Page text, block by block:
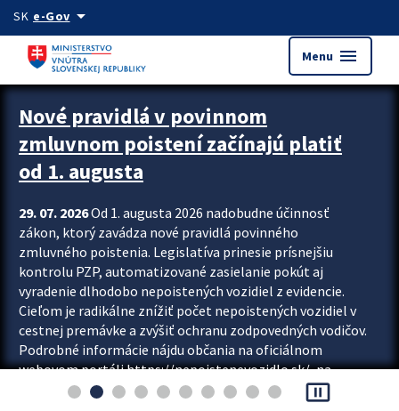
Preskocit na hlavný obsah
SK e-Govarrow_drop_down
Menu menu
Zastavit automatický posun upútavok
Nové pravidlá v povinnom
zmluvnom poistení začínajú platiť
od 1. augusta
29. 07. 2026Od 1. augusta 2026 nadobudne účinnosť
zákon, ktorý zavádza nové pravidlá povinného
zmluvného poistenia. Legislatíva prinesie prísnejšiu
kontrolu PZP, automatizované zasielanie pokút aj
vyradenie dlhodobo nepoistených vozidiel z evidencie.
Cieľom je radikálne znížiť počet nepoistených vozidiel v
cestnej premávke a zvýšiť ochranu zodpovedných vodičov.
Podrobné informácie nájdu občania na oficiálnom
webovom portáli https://nepoistenevozidlo.sk/, na
ktorom od augusta pribudne aj možnosť overiť si...
pause_presentation